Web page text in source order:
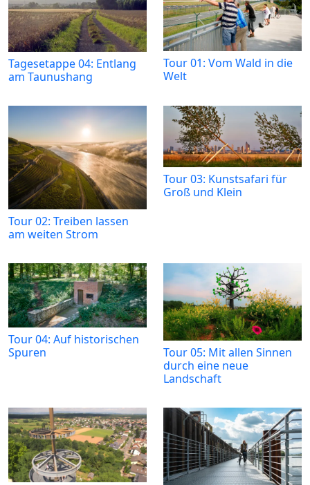
Tagesetappe 04: Entlang
am Taunushang
Tour 01: Vom Wald in die
Welt
Tour 02: Treiben lassen
am weiten Strom
Tour 03: Kunstsafari für
Groß und Klein
Tour 04: Auf historischen
Spuren
Tour 05: Mit allen Sinnen
durch eine neue
Landschaft